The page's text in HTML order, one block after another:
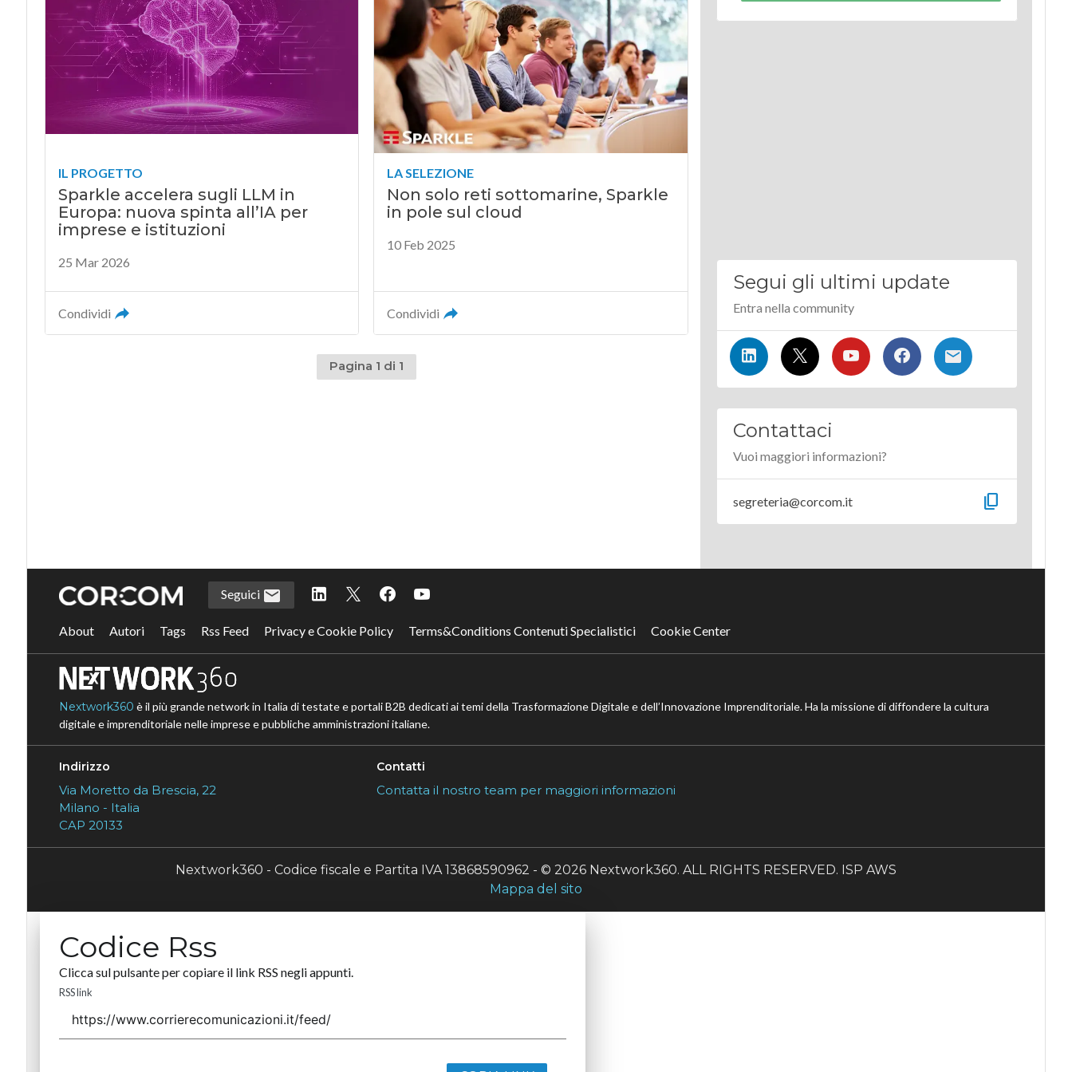
IL PROGETTO
Sparkle accelera sugli LLM in
Europa: nuova spinta all’IA per
imprese e istituzioni
25 Mar 2026
Condividi
LA SELEZIONE
Non solo reti sottomarine, Sparkle
in pole sul cloud
10 Feb 2025
Condividi
Pagina 1 di 1
Segui gli ultimi update
Entra nella community
Contattaci
Vuoi maggiori informazioni?
segreteria@corcom.it content_copy
Seguici
About Autori Tags Rss Feed Privacy e Cookie Policy Terms&Conditions Contenuti Specialistici Cookie Center
Nextwork360 è il più grande network in Italia di testate e portali B2B dedicati ai temi della Trasformazione Digitale e dell’Innovazione Imprenditoriale. Ha la missione di diffondere la cultura
digitale e imprenditoriale nelle imprese e pubbliche amministrazioni italiane.
Indirizzo
Via Moretto da Brescia, 22
Milano - Italia
CAP 20133
Contatti
Contatta il nostro team per maggiori informazioni
Nextwork360 - Codice fiscale e Partita IVA 13868590962 - © 2026 Nextwork360. ALL RIGHTS RESERVED. ISP AWS
Mappa del sito
Codice Rss
Clicca sul pulsante per copiare il link RSS negli appunti.
RSS link